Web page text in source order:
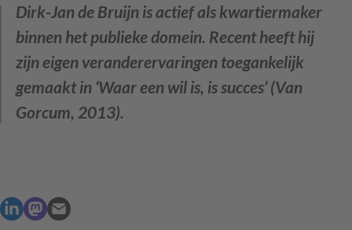
Dirk-Jan de Bruijn is actief als kwartiermaker
binnen het publieke domein. Recent heeft hij
zijn eigen veranderervaringen toegankelijk
gemaakt in ‘Waar een wil is, is succes’ (Van
Gorcum, 2013).